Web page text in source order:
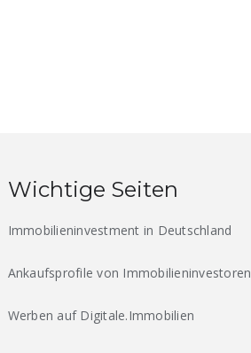
Wichtige Seiten
Immobilieninvestment in Deutschland
Ankaufsprofile von Immobilieninvestoren
Werben auf Digitale.Immobilien